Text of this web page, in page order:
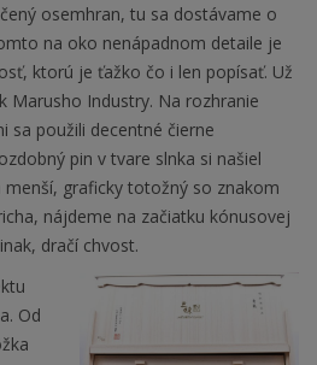
osemhran, tu sa dostávame o
na oko nenápadnom detaile je
ktorú je ťažko čo i len popísať. Už
Marusho Industry. Na rozhranie
sa použili decentné čierne
pin v tvare slnka si našiel
graficky totožný so znakom
nájdeme na začiatku kónusovej
dračí chvost.
Od